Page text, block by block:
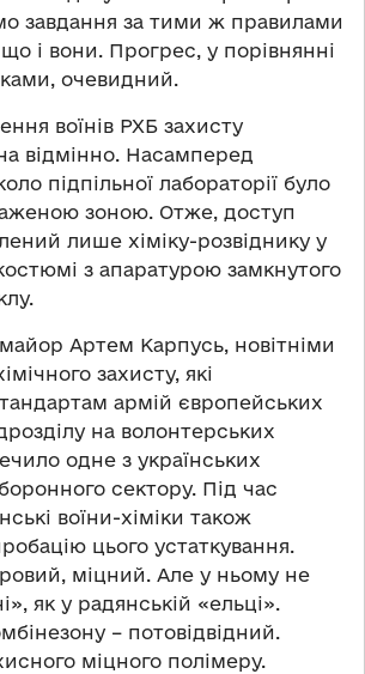
завдання за тими ж правилами
і вони. Прогрес, у порівнянні
очевидний.
воїнів РХБ захисту
відмінно. Насамперед
підпільної лабораторії було
зоною. Отже, доступ
лише хіміку-розвіднику у
з апаратурою замкнутого
Артем Карпусь, новітніми
захисту, які
армій європейських
на волонтерських
одне з українських
сектору. Під час
воїни-хіміки також
цього устаткування.
міцний. Але у ньому не
як у радянській «ельці».
– потовідвідний.
міцного полімеру.